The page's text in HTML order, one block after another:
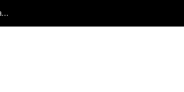
Ernesto Martínez Jr. despacha Grand Slam y remolca cinco carreras en Triple A